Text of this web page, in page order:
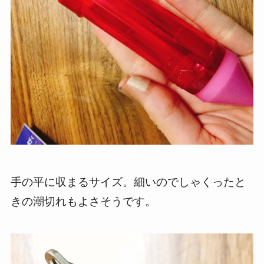
手の平に収まるサイズ。細いのでしゃくったと
きの潮切れもよさそうです。